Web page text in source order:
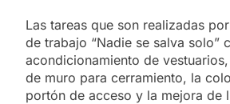
Las tareas que son realizadas
de trabajo “Nadie se salva solo”
acondicionamiento de
de muro para cerramiento, la
portón de acceso y la mejora de